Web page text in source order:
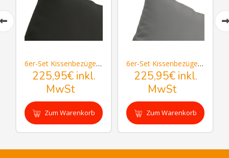
6er-Set Kissenbezüge Gartenbar Lenox
225,95€inkl.
MwSt
Zum Warenkorb
6er-Set Kissenbezüge Gartenbar Lenox
225,95€inkl.
MwSt
Zum Warenkorb